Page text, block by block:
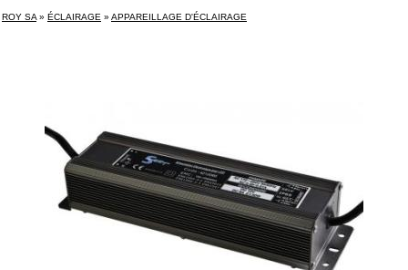
ROY SA » ÉCLAIRAGE » APPAREILLAGE D'ÉCLAIRAGE